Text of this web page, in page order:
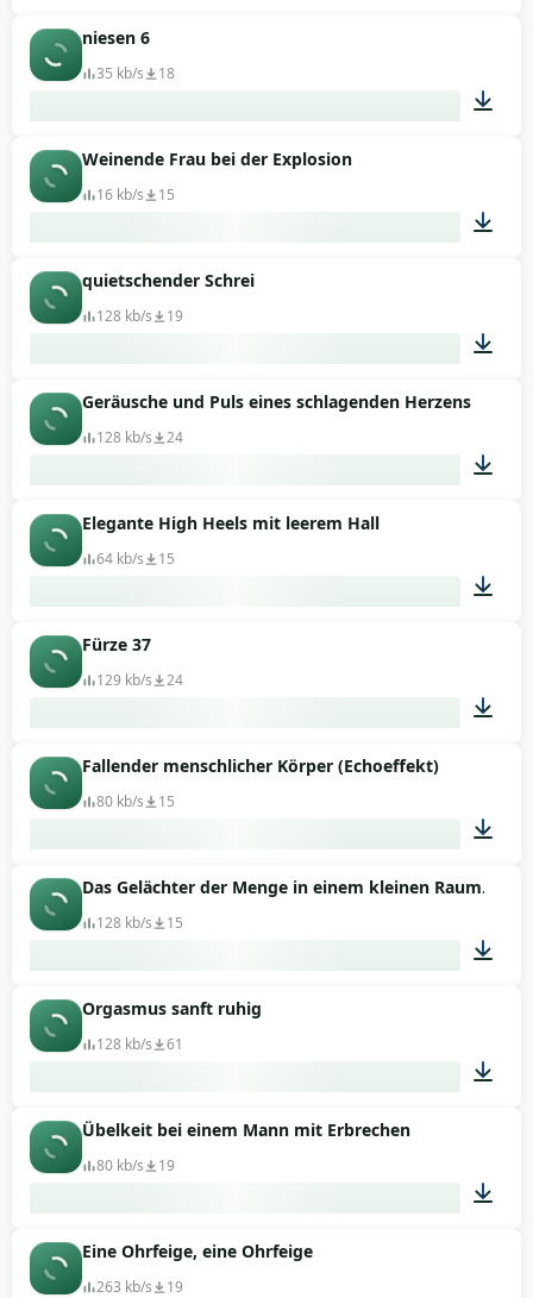
niesen 6
35 kb/s 18
Weinende Frau bei der Explosion
16 kb/s 15
quietschender Schrei
128 kb/s 19
00:02
Geräusche und Puls eines schlagenden Herzens
128 kb/s 24
Elegante High Heels mit leerem Hall
64 kb/s 15
Fürze 37
129 kb/s 24
Fallender menschlicher Körper (Echoeffekt)
80 kb/s 15
00:10
Das Gelächter der Menge in einem kleinen Raum.
128 kb/s 15
Orgasmus sanft ruhig
128 kb/s 61
Übelkeit bei einem Mann mit Erbrechen
80 kb/s 19
Eine Ohrfeige, eine Ohrfeige
263 kb/s 19